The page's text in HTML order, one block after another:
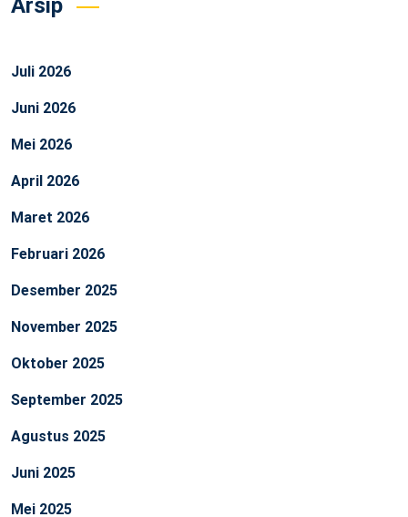
Arsip
Juli 2026
Juni 2026
Mei 2026
April 2026
Maret 2026
Februari 2026
Desember 2025
November 2025
Oktober 2025
September 2025
Agustus 2025
Juni 2025
Mei 2025